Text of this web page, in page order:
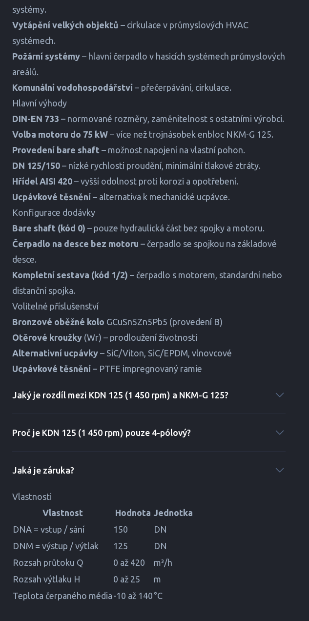
systémy.
Vytápění velkých objektů – cirkulace v průmyslových HVAC
systémech.
Požární systémy – hlavní čerpadlo v hasicích systémech průmyslových
areálů.
Komunální vodohospodářství – přečerpávání, cirkulace.
Hlavní výhody
DIN-EN 733 – normované rozměry, zaměnitelnost s ostatními výrobci.
Volba motoru do 75 kW – více než trojnásobek enbloc NKM-G 125.
Provedení bare shaft – možnost napojení na vlastní pohon.
DN 125/150 – nízké rychlosti proudění, minimální tlakové ztráty.
Hřídel AISI 420 – vyšší odolnost proti korozi a opotřebení.
Ucpávkové těsnění – alternativa k mechanické ucpávce.
Konfigurace dodávky
Bare shaft (kód 0) – pouze hydraulická část bez spojky a motoru.
Čerpadlo na desce bez motoru – čerpadlo se spojkou na základové
desce.
Kompletní sestava (kód 1/2) – čerpadlo s motorem, standardní nebo
distanční spojka.
Volitelné příslušenství
Bronzové oběžné kolo GCuSn5Zn5Pb5 (provedení B)
Otěrové kroužky (Wr) – prodloužení životnosti
Alternativní ucpávky – SiC/Viton, SiC/EPDM, vlnovcové
Ucpávkové těsnění – PTFE impregnovaný ramie
Jaký je rozdíl mezi KDN 125 (1 450 rpm) a NKM-G 125?
Proč je KDN 125 (1 450 rpm) pouze 4-pólový?
Jaká je záruka?
Vlastnosti
Vlastnost
Hodnota Jednotka
DNA = vstup / sání
150
DN
DNM = výstup / výtlak
125
DN
Rozsah průtoku Q
0 až 420
m³/h
Rozsah výtlaku H
0 až 25
m
Teplota čerpaného média -10 až 140 °C